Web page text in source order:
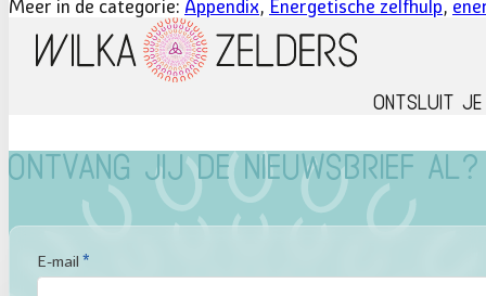
Meer in de categorie: Appendix, Energetische zelfhulp,
Ontsluit je
Ontvang jij de nieuwsbrief al?
Sectie
E-mail *